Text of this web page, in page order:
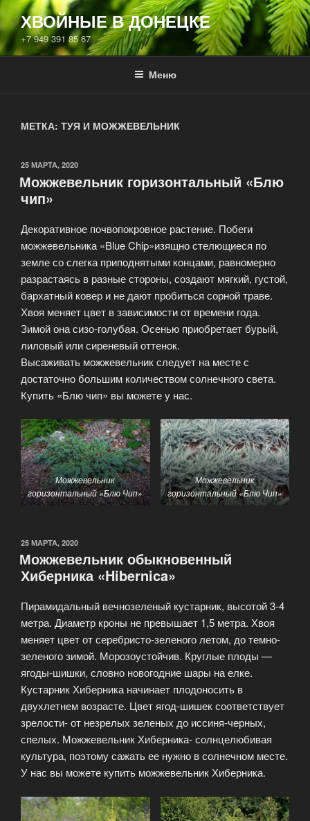
Перейти
к
содержимому
ХВОЙНЫЕ В ДОНЕЦКЕ
+7 949 391 85 67
Меню
МЕТКА: ТУЯ И МОЖЖЕВЕЛЬНИК
ОПУБЛИКОВАНО
25 МАРТА, 2020
Можжевельник горизонтальный «Блю
чип»
Декоративное почвопокровное растение. Побеги
можжевельника «Blue Chip»изящно стелющиеся по
земле со слегка приподнятыми концами, равномерно
разрастаясь в разные стороны, создают мягкий, густой,
бархатный ковер и не дают пробиться сорной траве.
Хвоя меняет цвет в зависимости от времени года.
Зимой она сизо-голубая. Осенью приобретает бурый,
лиловый или сиреневый оттенок.
Высаживать можжевельник следует на месте с
достаточно большим количеством солнечного света.
Купить «Блю чип» вы можете у нас.
Можжевельник
горизонтальный «Блю Чип»
Можжевельник
горизонтальный «Блю Чип»
ОПУБЛИКОВАНО
25 МАРТА, 2020
Можжевельник обыкновенный
Хиберника «Hibernica»
Пирамидальный вечнозеленый кустарник, высотой 3-4
метра. Диаметр кроны не превышает 1,5 метра. Хвоя
меняет цвет от серебристо-зеленого летом, до темно-
зеленого зимой. Морозоустойчив. Круглые плоды —
ягоды-шишки, словно новогодние шары на елке.
Кустарник Хиберника начинает плодоносить в
двухлетнем возрасте. Цвет ягод-шишек соответствует
зрелости- от незрелых зеленых до иссиня-черных,
спелых. Можжевельник Хиберника- солнцелюбивая
культура, поэтому сажать ее нужно в солнечном месте.
У нас вы можете купить можжевельник Хиберника.